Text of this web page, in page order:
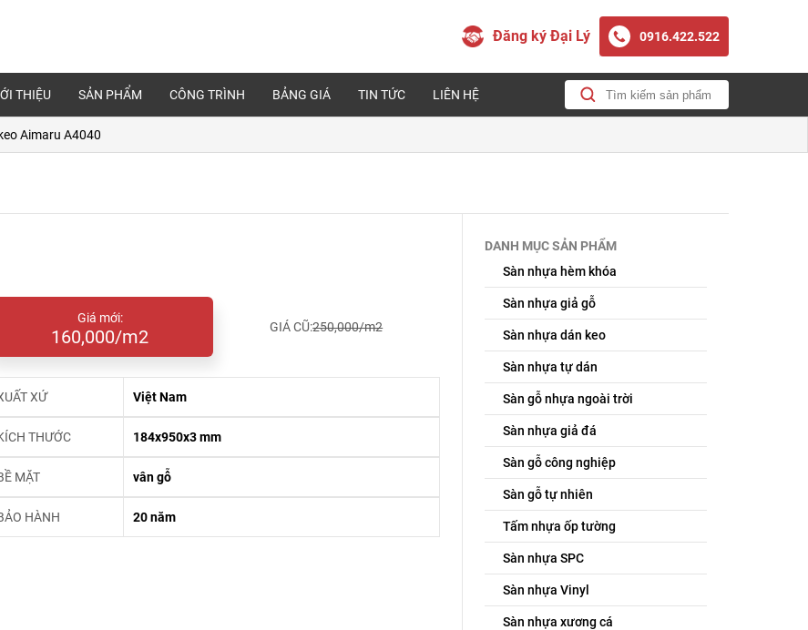
Đăng ký Đại Lý 0916.422.522
THIỆU SẢN PHẨM CÔNG TRÌNH BẢNG GIÁ TIN TỨC LIÊN HỆ
Aimaru A4040
Giá mới:
160,000/m2 GIÁ CŨ:250,000/m2
XỨ Việt Nam
THƯỚC 184x950x3 mm
MẶT vân gỗ
HÀNH 20 năm
DANH MỤC SẢN PHẨM
Sàn nhựa hèm khóa
Sàn nhựa giả gỗ
Sàn nhựa dán keo
Sàn nhựa tự dán
Sàn gỗ nhựa ngoài trời
Sàn nhựa giả đá
Sàn gỗ công nghiệp
Sàn gỗ tự nhiên
Tấm nhựa ốp tường
Sàn nhựa SPC
Sàn nhựa Vinyl
Sàn nhựa xương cá